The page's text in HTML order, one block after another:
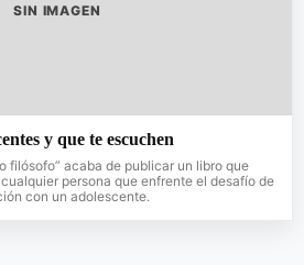
SIN IMAGEN
y que te escuchen
filósofo” acaba de publicar un libro que
persona que enfrente el desafío de
con un adolescente.